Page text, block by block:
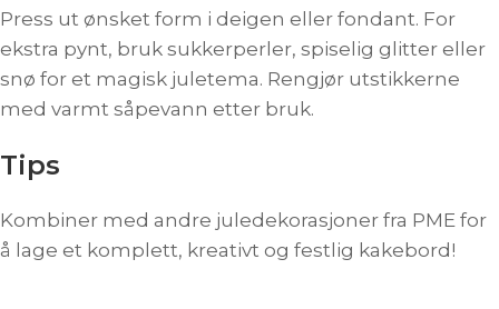
Press ut ønsket form i deigen eller fondant. For
ekstra pynt, bruk sukkerperler, spiselig glitter eller
snø for et magisk juletema. Rengjør utstikkerne
med varmt såpevann etter bruk.
Tips
Kombiner med andre juledekorasjoner fra PME for
å lage et komplett, kreativt og festlig kakebord!